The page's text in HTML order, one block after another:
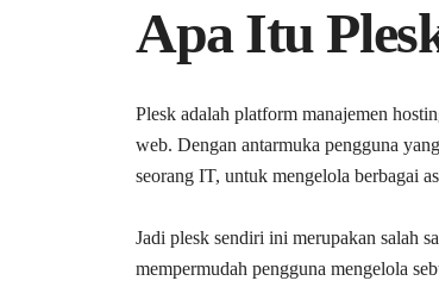
Apa Itu
Plesk adalah platform manajemen
web. Dengan antarmuka pengguna
seorang IT, untuk mengelola berbagai
Jadi plesk sendiri ini merupakan salah
mempermudah pengguna mengelola